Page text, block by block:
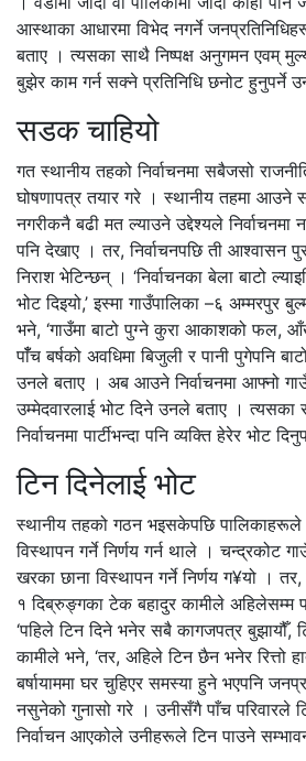
आस्थाका आधारमा विभेद नगर्ने
बताए । त्यसका साथै निष्पक्ष अनुगमन एवम्
बुझेर काम गर्न सक्ने प्रतिनिधि छनोट हुनुपर्ने
सडक चाहियो
गत स्थानीय तहको निर्वाचनमा सबैजसो
घोषणापत्र तयार गरे । स्थानीय तहमा
नगरीकनै बढी मत ल्याउने उद्देश्यले
पनि देखाए । तर, निर्वाचनपछि ती आश्वासन
निराश भेटिन्छन् । ‘निर्वाचनका बेला बाटो
भोट दिइयो,’ इस्मा गाउँपालिका –६ अम्मरपुर
भने, ‘गाउँमा बाटो पुग्ने कुरा आकाशको फल,
पाँँच बर्षको अवधिमा बिजुली र पानी पुगेपनि
उनले बताए । अब आउने निर्वाचनमा आफ्नो
उम्मेदवारलाई भोट दिने उनले बताए । त्यसका
निर्वाचनमा पार्टीभन्दा पनि व्यक्ति हेरेर भोट
टिन दिनेलाई भोट
स्थानीय तहको गठन भइसकेपछि पालिकाहरूले
विस्थापन गर्ने निर्णय गर्न थाले । चन्द्रकोट
खरका छाना विस्थापन गर्ने निर्णय ग¥यो ।
१ दिब्रुङ्गका टेक बहादुर कामीले अहिलेसम्म
‘पहिले टिन दिने भनेर सबै कागजपत्र बुझायौँ,
कामीले भने, ‘तर, अहिले टिन छैन भनेर रित्तो
बर्षायाममा घर चुहिएर समस्या हुने भएपनि
नसुनेको गुनासो गरे । उनीसँगै पाँच परिवारले
निर्वाचन आएकोले उनीहरूले टिन पाउने